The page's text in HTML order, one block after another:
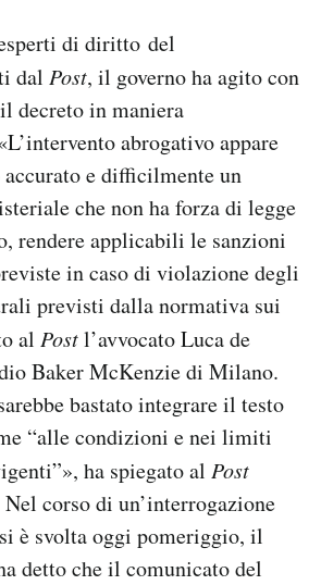
di diritto del
dal Post, il governo ha agito con
decreto in maniera
abrogativo appare
e difficilmente un
che non ha forza di legge
rendere applicabili le sanzioni
in caso di violazione degli
previsti dalla normativa sui
al Postl’avvocato Luca de
Baker McKenzie di Milano.
bastato integrare il testo
“alle condizioni e nei limiti
ha spiegato al Post
Nel corso di un’interrogazione
è svolta oggi pomeriggio, il
detto che il comunicato del